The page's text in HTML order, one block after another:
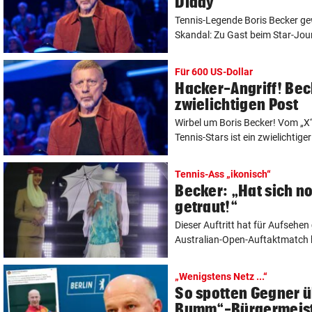
Tennis-Legende Boris Becker
Skandal: Zu Gast beim Star-
Für 600 US-Dollar
Hacker-Angriff!
zwielichtigen Post
Wirbel um Boris Becker! Vom
Tennis-Stars ist ein
Tennis-Ass „ikonisch“
Becker: „Hat sich
getraut!“
Dieser Auftritt hat für
Australian-Open-Auftaktmatch
„Wenigstens Netz ...“
So spotten Gegner